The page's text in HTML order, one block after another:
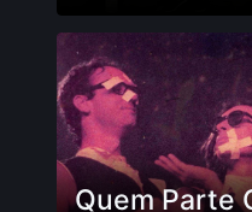
Quem Parte